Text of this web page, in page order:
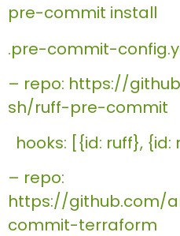
pre-commit install
.pre-commit-
– repo: https://
sh/ruff-pre-commit
hooks: [{id: ruff},
– repo:
https://github.com/
commit-terraform